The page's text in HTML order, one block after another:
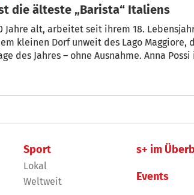
ist die älteste „Barista“ Italiens
Jahre alt, arbeitet seit ihrem 18.
kleinen Dorf unweit des Lago
des Jahres – ohne Ausnahme. Anna
Sport
Lokal
Weltweit
s+ im
Events